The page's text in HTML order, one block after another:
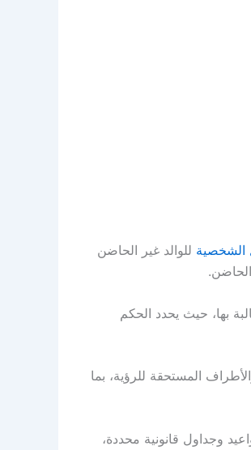
الشخصية للوالد غير الحاضن
بها، حيث يحدد الحكم
المستحقة للرؤية، بما
وجداول قانونية محددة،